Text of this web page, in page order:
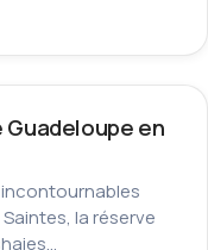
Guadeloupe en
incontournables
la réserve